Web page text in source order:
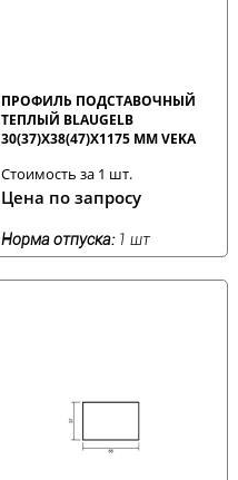
ПРОФИЛЬ ПОДСТАВОЧНЫЙ
ТЕПЛЫЙ BLAUGELB
30(37)X38(47)Х1175 ММ VEKA
Стоимость за 1 шт.
Цена по запросу
Норма отпуска: 1 шт